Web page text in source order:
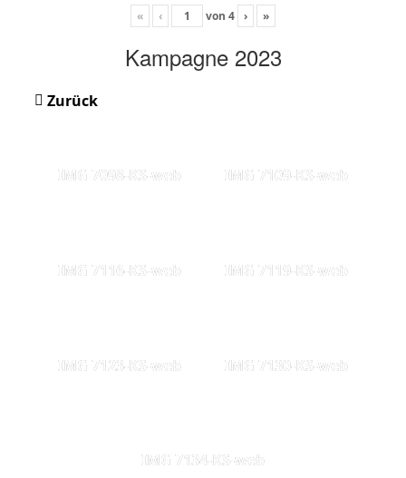
« ‹ von 4 › »
Kampagne 2023
Zurück
IMG 7098-KS-web IMG 7109-KS-web
IMG 7116-KS-web IMG 7119-KS-web
IMG 7123-KS-web IMG 7130-KS-web
IMG 7134-KS-web